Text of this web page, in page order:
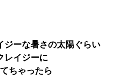
ジーな暑さの太陽ぐらい
レイジーに
ちゃったら